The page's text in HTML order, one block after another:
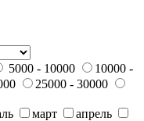
5000 - 10000
10000 -
25000 - 30000
март
апрель